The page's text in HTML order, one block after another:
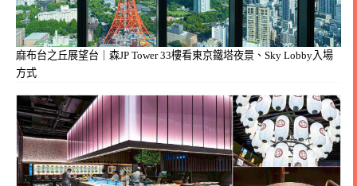
麻布台之丘展望台｜森JP Tower 33樓看東京鐵塔夜景、Sky Lobby入場
方式